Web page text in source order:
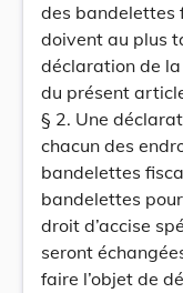
des bandelettes
doivent au plus
déclaration de
du présent
§ 2. Une
chacun des
bandelettes
bandelettes
droit d’accise
seront
faire l’objet de